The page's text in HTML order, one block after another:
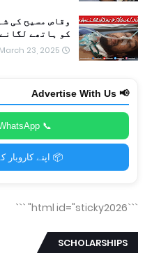
وقاص مسیح کی
کو ہاتھے
March 23, 2025
📢 Advertise With Us
📞 WhatsApp پر رابطہ کریں
📦 اپنے کاروبار
```html id="sticky2026"
```
SCHOLARSHIPS